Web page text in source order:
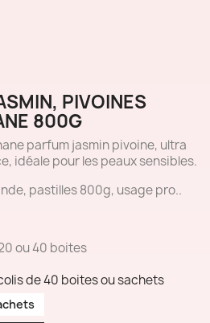
PIVOINES
800G
parfum jasmin pivoine, ultra
idéale pour les peaux sensibles.
pastilles 800g, usage pro..
ou 40 boites
de 40 boites ou sachets